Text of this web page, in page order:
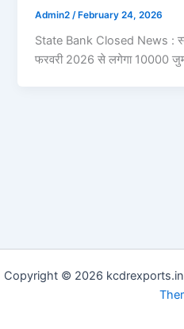
Admin2 /February 24, 2026
State Bank Closed News :
फरवरी 2026 से लगेगा 10000
Copyright © 2026